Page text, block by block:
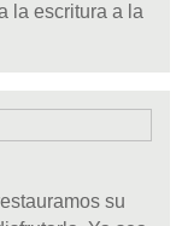
la escritura a la
su